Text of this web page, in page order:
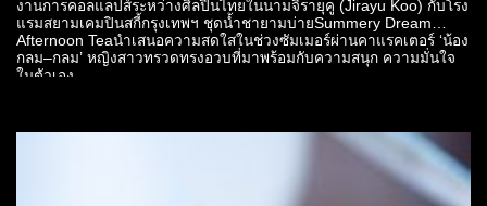
งานการคอลแลปส์ระหว่างศิลปินไทยในนามจิรายุคู (Jirayu Koo) กับโรง
แรมสยามเคมปินสกี้กรุงเทพฯ ชุดน้ำชายามบ่ายSummery Dream
Afternoon Teaนำเสนอความสดใสในช่วงซัมเมอร์ผ่านคาแรคเตอร์ ‘น้อง
กลม–กลม’ หญิงสาวทรวดทรงอวบที่มาพร้อมกับความสนุก ความมั่นใจ
ในตัวเอง...